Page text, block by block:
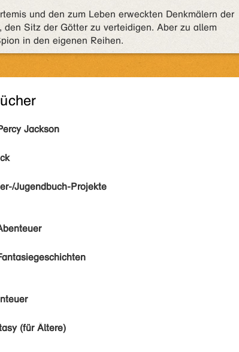
und den zum Leben erweckten Denkmälern der
Sitz der Götter zu verteidigen. Aber zu allem
in den eigenen Reihen.
Jackson
Jugendbuch-Projekte
(für Ältere)